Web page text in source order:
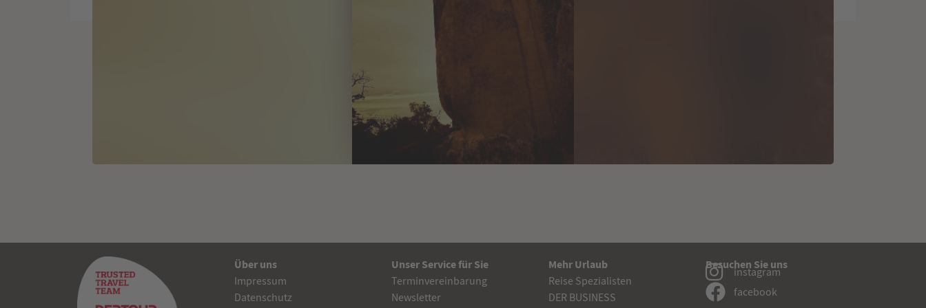
Über uns
Impressum
Datenschutz
Unser Service für Sie
Terminvereinbarung
Newsletter
Mehr Urlaub
Reise Spezialisten
DER BUSINESS
Besuchen Sie uns
instagram
facebook